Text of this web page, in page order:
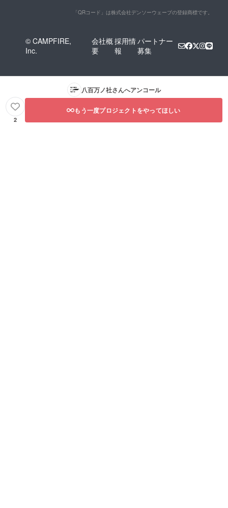
「QRコード」は株式会社デンソーウェーブの登録商標です。
© CAMPFIRE,
Inc.
会社概
要
採用情
報
パートナー
募集
八百万ノ社さんへアンコール
2
もう一度プロジェクトをやってほしい